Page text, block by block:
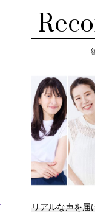
リアルな声を届